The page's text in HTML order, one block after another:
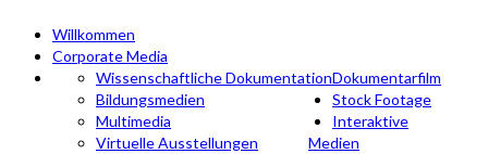
Willkommen
Corporate Media
Dokumentarfilm
Wissenschaftliche Dokumentation
Bildungsmedien
Multimedia
Stock Footage
Interaktive
Medien
Virtuelle Ausstellungen